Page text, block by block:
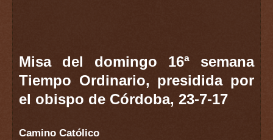
Misa del domingo 16ª semana
Tiempo Ordinario, presidida por
el obispo de Córdoba, 23-7-17
Camino Católico